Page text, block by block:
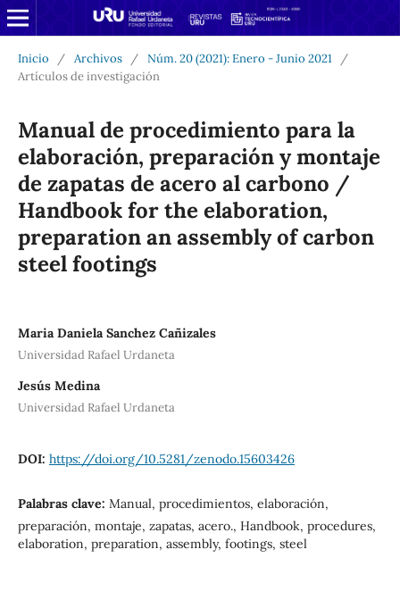
Inicio / Archivos / Núm. 20 (2021): Enero - Junio 2021
/
Artículos de investigación
Manual de procedimiento para la
elaboración, preparación y montaje
de zapatas de acero al carbono /
Handbook for the elaboration,
preparation an assembly of carbon
steel footings
Maria Daniela Sanchez Cañizales
Universidad Rafael Urdaneta
Jesús Medina
Universidad Rafael Urdaneta
DOI: https://doi.org/10.5281/zenodo.15603426
Palabras clave: Manual, procedimientos, elaboración,
preparación, montaje, zapatas, acero., Handbook, procedures,
elaboration, preparation, assembly, footings, steel